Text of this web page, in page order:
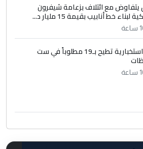
يتفاوض مع ائتلاف بزعامة شيفرون
لبناء خط أنابيب بقيمة 15 مليار د...
حملة استخبارية تطيح بـ19 مطلوباً في ست